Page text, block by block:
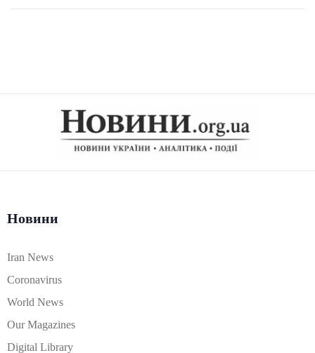
Новини
Iran News
Coronavirus
World News
Our Magazines
Digital Library